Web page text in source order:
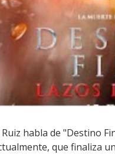
habla de "Destino
que finaliza